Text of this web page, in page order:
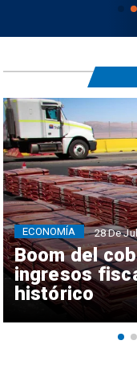
Boom del
ingresos
histórico
ECONOMÍA 28 De